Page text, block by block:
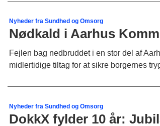
Nyheder fra Sundhed og Omsorg
Nødkald i Aarhus
Fejlen bag nedbruddet i en stor del af
midlertidige tiltag for at sikre borgernes
Nyheder fra Sundhed og Omsorg
DokkX fylder 10 år: